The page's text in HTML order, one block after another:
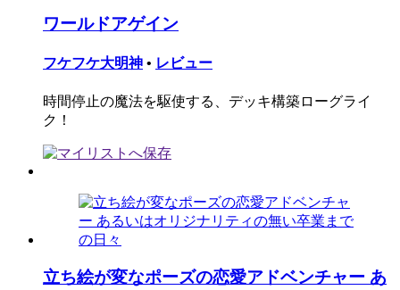
ワールドアゲイン
フケフケ大明神 • レビュー
時間停止の魔法を駆使する、デッキ構築ローグライ
ク！
立ち絵が変なポーズの恋愛アドベンチャー あ